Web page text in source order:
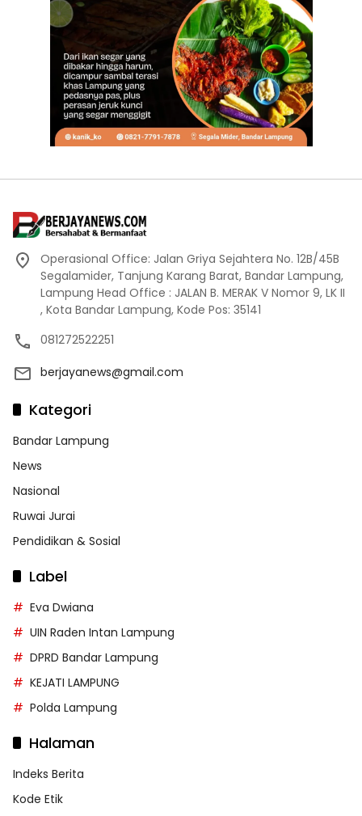
Operasional Office: Jalan Griya Sejahtera No. 12B/45B
Segalamider, Tanjung Karang Barat, Bandar Lampung,
Lampung Head Office : JALAN B. MERAK V Nomor 9, LK II
, Kota Bandar Lampung, Kode Pos: 35141
081272522251
berjayanews@gmail.com
Kategori
Bandar Lampung
News
Nasional
Ruwai Jurai
Pendidikan & Sosial
Label
Eva Dwiana
UIN Raden Intan Lampung
DPRD Bandar Lampung
KEJATI LAMPUNG
Polda Lampung
Halaman
Indeks Berita
Kode Etik